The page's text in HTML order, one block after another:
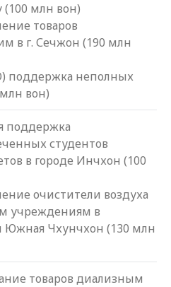
(100 млн вон)
товаров
в г. Сечжон (190 млн
поддержка неполных
вон)
поддержка
студентов
в городе Инчхон (100
очистители воздуха
учреждениям в
Чхунчхон (130 млн
товаров диализным